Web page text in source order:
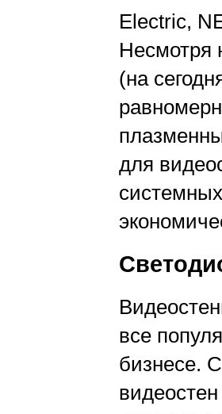
Electric,
Несмотря
(на
для
все
бизнесе.